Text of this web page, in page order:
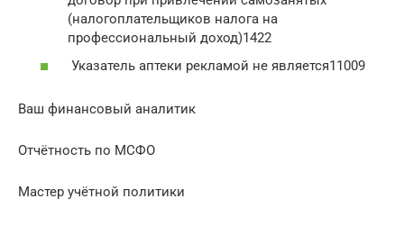
(налогоплательщиков налога на
профессиональный доход)1422
Указатель аптеки рекламой не является11009
Ваш финансовый аналитик
Отчётность по МСФО
Мастер учётной политики